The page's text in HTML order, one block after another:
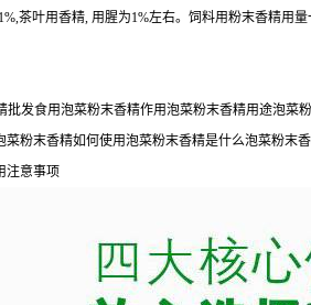
茶叶用香精, 用腥为1%左右。饲料用粉末香精用
批发食用泡菜粉末香精作用泡菜粉末香精用途泡
菜粉末香精如何使用泡菜粉末香精是什么泡菜粉
注意事项